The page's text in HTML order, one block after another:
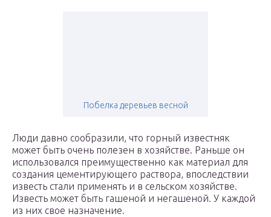
Побелка деревьев весной
Люди давно сообразили, что горный известняк
может быть очень полезен в хозяйстве. Раньше он
использовался преимущественно как материал для
создания цементирующего раствора, впоследствии
известь стали применять и в сельском хозяйстве.
Известь может быть гашеной и негашеной. У каждой
из них свое назначение.